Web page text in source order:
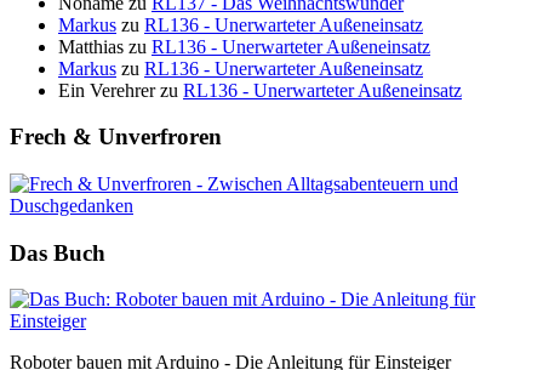
Markus zu RL136 - Unerwarteter Außeneinsatz
Matthias zu RL136 - Unerwarteter Außeneinsatz
Markus zu RL136 - Unerwarteter Außeneinsatz
Ein Verehrerzu RL136 - Unerwarteter Außeneinsatz
Frech & Unverfroren
Das Buch
Roboter bauen mit Arduino - Die Anleitung für Einsteiger